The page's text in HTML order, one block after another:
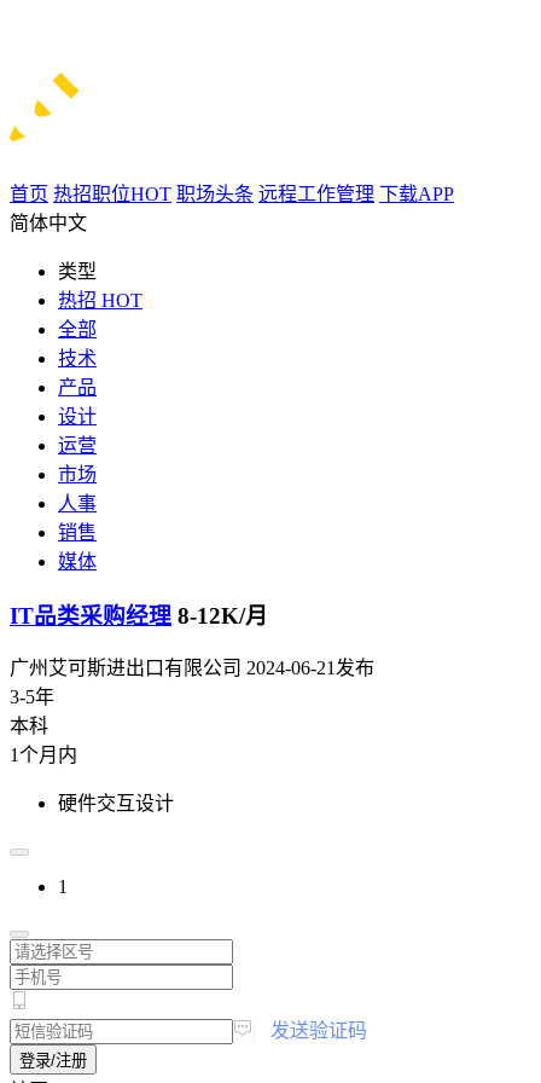
首页 热招职位HOT 职场头条 远程工作管理 下载APP
简体中文
类型
热招 HOT
全部
技术
产品
设计
运营
市场
人事
销售
媒体
IT品类采购经理 8-12K/月
广州艾可斯进出口有限公司 2024-06-21发布
3-5年
本科
1个月内
硬件交互设计
1
发送验证码
登录/注册